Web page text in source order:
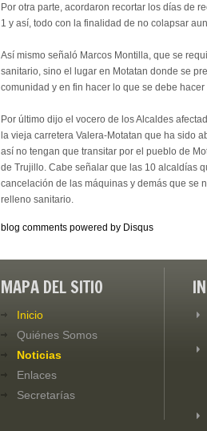
Por otra parte, acordaron recortar los días de
1 y así, todo con la finalidad de no colapsar
Así mismo señaló Marcos Montilla, que se
sanitario, sino el lugar en Motatan donde se
comunidad y en fin hacer lo que se debe
Por último dijo el vocero de los Alcaldes
la vieja carretera Valera-Motatan que ha sido
así no tengan que transitar por el pueblo de
de Trujillo. Cabe señalar que las 10 alcaldías
cancelación de las máquinas y demás que se
relleno sanitario.
blog comments powered by Disqus
MAPA DEL SITIO
Inicio
Quiénes Somos
Noticias
Enlaces
Secretarías